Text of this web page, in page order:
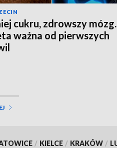
cukru, zdrowszy mózg.
ważna od pierwszych
/ KIELCE / KRAKÓW /